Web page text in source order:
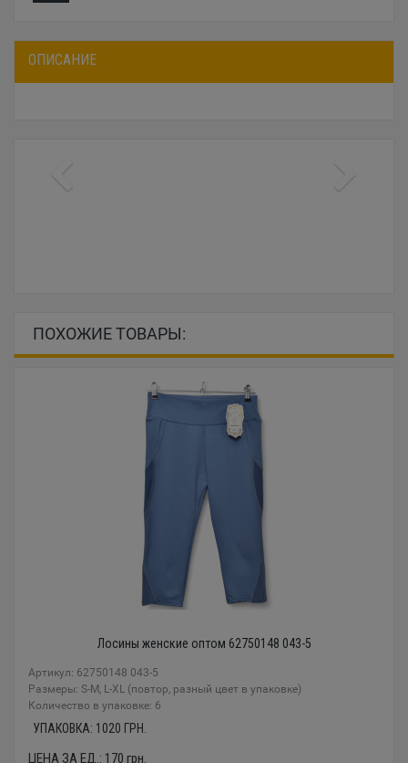
ОПИСАНИЕ
ПОХОЖИЕ ТОВАРЫ:
Лосины женские оптом 62750148 043-5
Артикул: 62750148 043-5
Размеры: S-M, L-XL (повтор, разный цвет в упаковке)
Количество в упаковке: 6
УПАКОВКА: 1020 ГРН.
ЦЕНА ЗА ЕД.: 170 грн.